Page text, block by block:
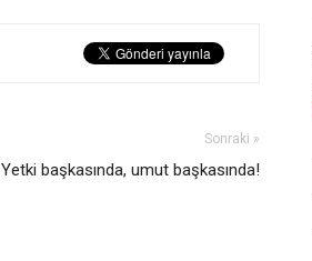
Sonraki »
Yetki başkasında, umut başkasında!